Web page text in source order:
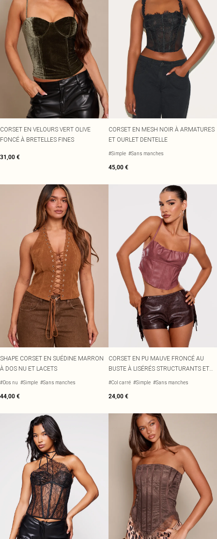
CORSET EN VELOURS VERT OLIVE
FONCÉ À BRETELLES FINES
31,00 €
CORSET EN MESH NOIR À ARMATURES
ET OURLET DENTELLE
#Simple #Sans manches
45,00 €
SHAPE CORSET EN SUÉDINE MARRON
À DOS NU ET LACETS
#Dos nu #Simple #Sans manches
44,00 €
CORSET EN PU MAUVE FRONCÉ AU
BUSTE À LISÉRÉS STRUCTURANTS ET
OURLET TOMBANT
#Col carré #Simple #Sans manches
24,00 €